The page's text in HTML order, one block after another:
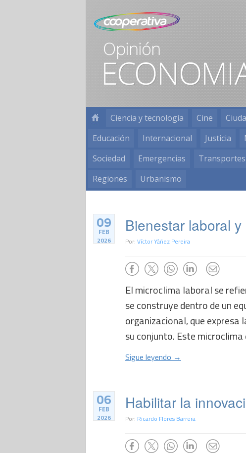
Ciencia y tecnología Cine
Educación
Internacional Justicia
Sociedad
Emergencias Transportes
Regiones
Urbanismo
09
FEB
2026
Bienestar laboral
Por: Víctor Yáñez Pereira
El microclima laboral se
se construye dentro de un
organizacional, que
su conjunto. Este microclima
Sigue leyendo →
06
FEB
2026
Habilitar la
Por: Ricardo Flores Barrera